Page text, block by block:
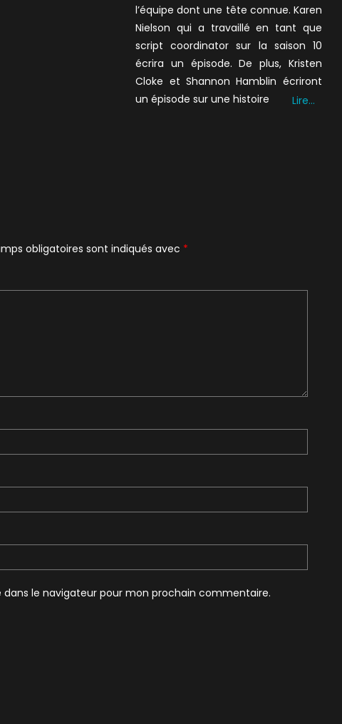
l’équipe dont une tête connue. Karen
Nielson qui a travaillé en tant que
script coordinator sur la saison 10
écrira un épisode. De plus, Kristen
Cloke et Shannon Hamblin écriront
un épisode sur une histoire
Lire…
obligatoires sont indiqués avec *
le navigateur pour mon prochain commentaire.